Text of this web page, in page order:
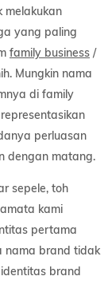
melakukan
yang paling
family business /
Mungkin nama
di family
perluasan
dengan matang.
sepele, toh
kami
pertama
nama brand tidak
brand